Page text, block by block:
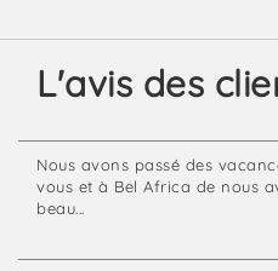
cocotiers.
L'avis des
Nous avons passé des
vous et à Bel Africa de nous
beau...